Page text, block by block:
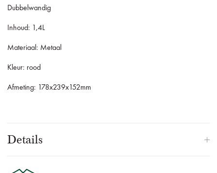
Dubbelwandig
Inhoud: 1,4L
Materiaal: Metaal
Kleur: rood
Afmeting: 178x239x152mm
Details